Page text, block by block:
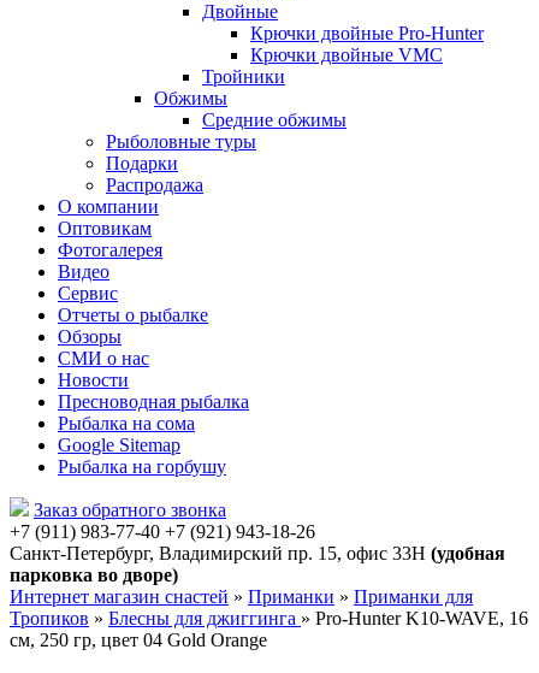
Двойные
Крючки двойные Pro-Hunter
Крючки двойные VMC
Тройники
Обжимы
Средние обжимы
Рыболовные туры
Подарки
Распродажа
О компании
Оптовикам
Фотогалерея
Видео
Сервис
Отчеты о рыбалке
Обзоры
СМИ о нас
Новости
Пресноводная рыбалка
Рыбалка на сома
Google Sitemap
Рыбалка на горбушу
Заказ обратного звонка
+7 (911) 983-77-40 ‭+7 (921) 943-18-26
Санкт-Петербург, Владимирский пр. 15, офис 33Н (удобная
парковка во дворе)
Интернет магазин снастей » Приманки » Приманки для
Тропиков » Блесны для джиггинга » Pro-Hunter K10-WAVE, 16
см, 250 гр, цвет 04 Gold Orange